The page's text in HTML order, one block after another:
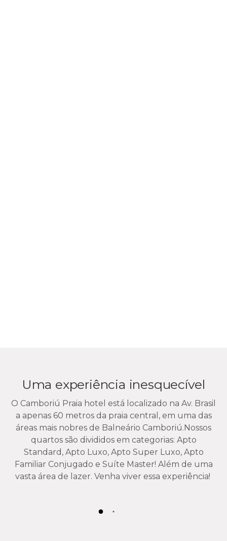
Uma experiência inesquecível
O Camboriú Praia hotel está localizado na Av. Brasil
a apenas 60 metros da praia central, em uma das
áreas mais nobres de Balneário Camboriú. Nossos
quartos são divididos em categorias: Apto
Standard, Apto Luxo, Apto Super Luxo, Apto
Familiar Conjugado e Suíte Master! Além de uma
vasta área de lazer. Venha viver essa experiência!